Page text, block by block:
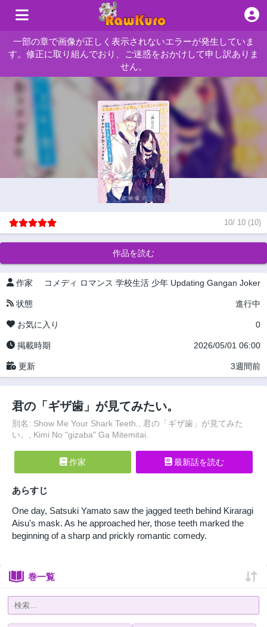
一部の章で画像が正しく表示されないエラーが発生していま
す。修正に取り組んでおり、ご迷惑をおかけして申し訳ありま
せん。
10/ 10 (10)
作品を読む
作家 コメディ ロマンス 学校生活 少年 Updating Gangan Joker
状態 進行中
お気に入り 0
掲載時期 2026/05/01 06:00
更新 3週間前
君の「ギザ歯」が見てみたい。
別名: Show Me Your Shark Teeth., 君の「ギザ歯」が見てみた
い。, Kimi No "gizaba" Ga Mitemitai.
作家 最新話を読む
あらすじ
One day, Satsuki Yamato saw the jagged teeth behind Kiraragi
Aisu's mask. As he approached her, those teeth marked the
beginning of a sharp and prickly romantic comedy.
巻一覧